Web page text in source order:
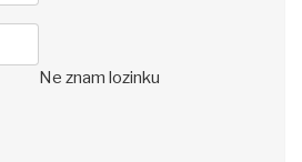
Ne znam lozinku